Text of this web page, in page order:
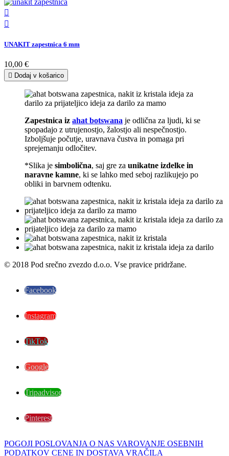


UNAKIT zapestnica 6 mm
10,00 €
 Dodaj v košarico
Zapestnica iz ahat botswana je odlična za ljudi, ki se
spopadajo z utrujenostjo, žalostjo ali nespečnostjo.
Izboljšuje počutje, uravnava čustva in pomaga pri
sprejemanju odločitev.
*Slika je simbolična, saj gre za unikatne izdelke in
naravne kamne, ki se lahko med seboj razlikujejo po
obliki in barvnem odtenku.
© 2018 Pod srečno zvezdo d.o.o. Vse pravice pridržane.
Facebook
Instagram
TikTok
Google
Tripadvisor
Pinterest
POGOJI POSLOVANJA O NAS VAROVANJE OSEBNIH
PODATKOV CENE IN DOSTAVA VRAČILA